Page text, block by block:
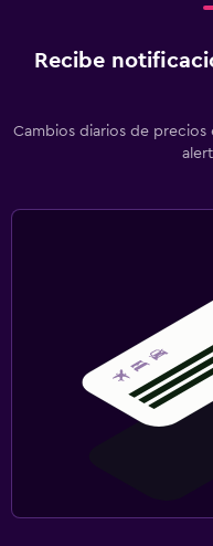
Recibe
Cambios diarios de precios